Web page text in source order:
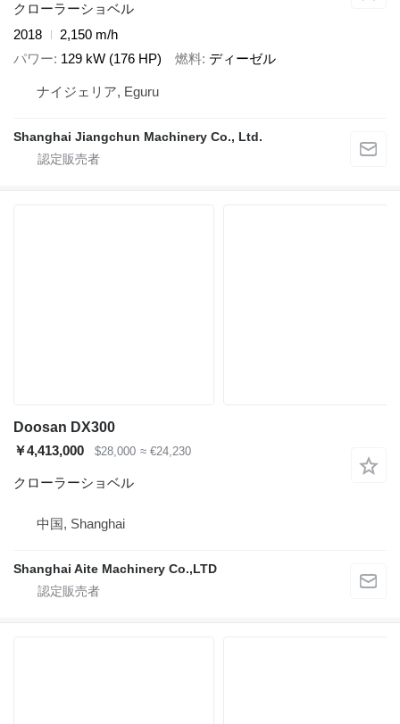
クローラーショベル
2018
2,150 m/h
パワー 129 kW (176 HP) 燃料 ディーゼル
ナイジェリア, Eguru
Shanghai Jiangchun Machinery Co., Ltd.
Doosan DX300
￥4,413,000
$28,000 ≈ €24,230
クローラーショベル
中国, Shanghai
Shanghai Aite Machinery Co.,LTD